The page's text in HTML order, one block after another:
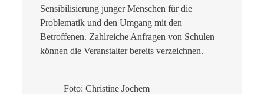
Sensibilisierung junger Menschen für die
Problematik und den Umgang mit den
Betroffenen. Zahlreiche Anfragen von Schulen
können die Veranstalter bereits verzeichnen.
Foto: Christine Jochem